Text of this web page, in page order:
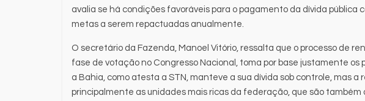
avalia se há condições favoráveis para o pagamento da dívida pública
metas a serem repactuadas anualmente.
O secretário da Fazenda, Manoel Vitório, ressalta que o processo de
fase de votação no Congresso Nacional, toma por base justamente os
a Bahia, como atesta a STN, manteve a sua dívida sob controle, mas
principalmente as unidades mais ricas da federação, que são também